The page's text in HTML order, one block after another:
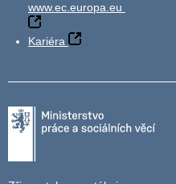
www.ec.europa.eu
Kariéra